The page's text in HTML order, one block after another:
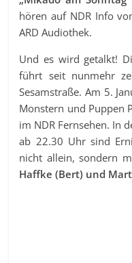
hören auf NDR Info
ARD Audiothek.
Und es wird getalkt!
führt seit nunmehr
Sesamstraße. Am 5.
Monstern und Puppen
im NDR Fernsehen. In
ab 22.30 Uhr sind
nicht allein, sondern
Haffke (Bert) und